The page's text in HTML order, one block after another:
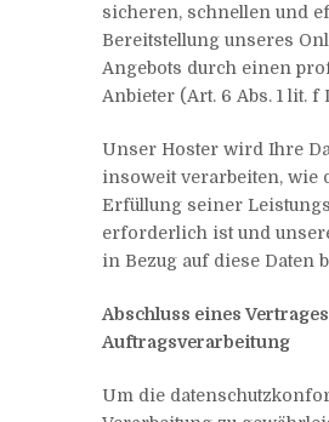
sicheren, schnellen und
Bereitstellung unseres
Angebots durch einen
Anbieter (Art. 6 Abs. 1 lit. f
Unser Hoster wird Ihre
insoweit verarbeiten, wie
Erfüllung seiner
erforderlich ist und
in Bezug auf diese Daten
Abschluss eines
Auftragsverarbeitung
Um die